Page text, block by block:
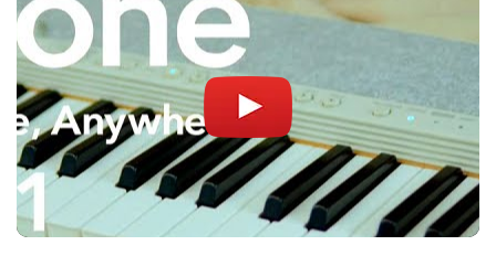
Casti Audio
Amplificatoare de casti
Cabluri Earpad si accesorii de casti
Casti broadcast si Casti cu Microfon
Casti DJ
Casti Hi-fi
Casti In ear pentru monitorizare